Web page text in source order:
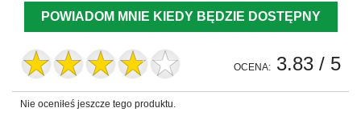
POWIADOM MNIE KIEDY BĘDZIE DOSTĘPNY
OCENA: 3.83 / 5
Nie oceniłeś jeszcze tego produktu.